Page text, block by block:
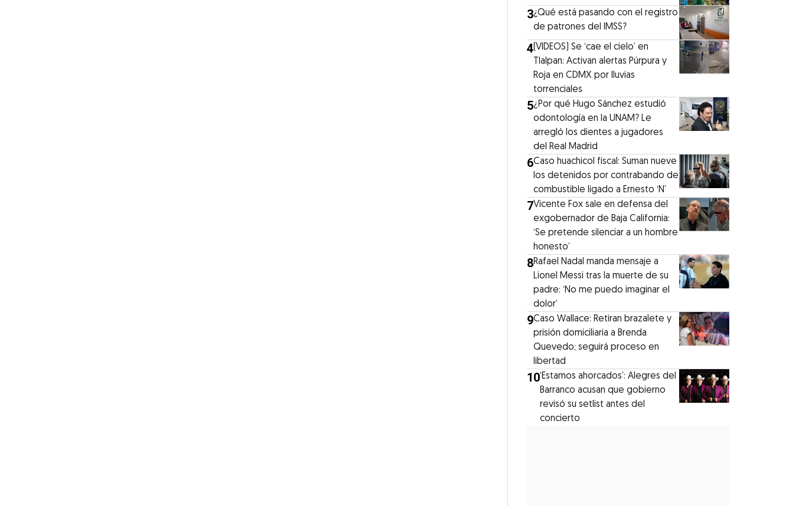
3¿Qué está pasando con el registro
de patrones del IMSS?
4(VIDEOS) Se ‘cae el cielo’ en
Tlalpan: Activan alertas Púrpura y
Roja en CDMX por lluvias
torrenciales
5¿Por qué Hugo Sánchez estudió
odontología en la UNAM? Le
arregló los dientes a jugadores
del Real Madrid
6Caso huachicol fiscal: Suman nueve
los detenidos por contrabando de
combustible ligado a Ernesto ‘N’
7Vicente Fox sale en defensa del
exgobernador de Baja California:
‘Se pretende silenciar a un hombre
honesto’
8Rafael Nadal manda mensaje a
Lionel Messi tras la muerte de su
padre: ‘No me puedo imaginar el
dolor’
9Caso Wallace: Retiran brazalete y
prisión domiciliaria a Brenda
Quevedo; seguirá proceso en
libertad
10‘Estamos ahorcados’: Alegres del
Barranco acusan que gobierno
revisó su setlist antes del
concierto